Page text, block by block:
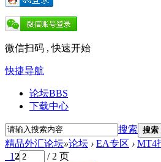
微信扫码 , 快速开始
快捷导航
论坛BBS
下载中心
搜索 搜索
精品外汇论坛»论坛 › EA专区 › MT4
12 / 2 页